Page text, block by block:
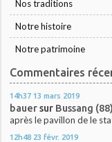
Nos traditions
Notre histoire
Notre patrimoine
Commentaires
14h37 13 mars 2019
bauersur Bussang
après le pavillon de le
12h48 23 févr. 2019